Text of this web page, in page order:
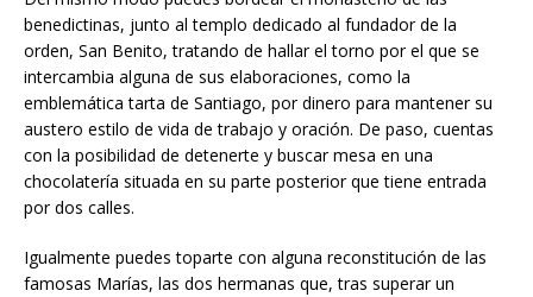
benedictinas, junto al templo dedicado al fundador de la
orden, San Benito, tratando de hallar el torno por el que se
intercambia alguna de sus elaboraciones, como la
emblemática tarta de Santiago, por dinero para mantener su
austero estilo de vida de trabajo y oración. De paso, cuentas
con la posibilidad de detenerte y buscar mesa en una
chocolatería situada en su parte posterior que tiene entrada
por dos calles.
Igualmente puedes toparte con alguna reconstitución de las
famosas Marías, las dos hermanas que, tras superar un